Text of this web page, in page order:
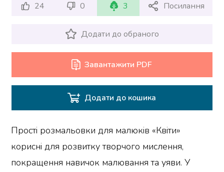
24 0 3 Посилання
Додати до обраного
Завантажити PDF
Додати до кошика
Прості розмальовки для малюків «Квіти»
корисні для розвитку творчого мислення,
покращення навичок малювання та уяви. У